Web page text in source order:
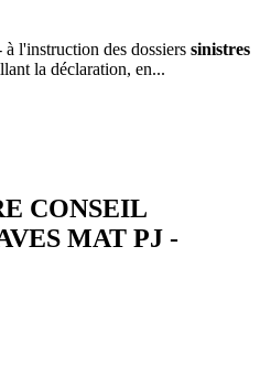
l'instruction des dossiers sinistres
la déclaration, en...
CONSEIL
MAT PJ -